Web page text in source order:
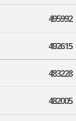
495992
492615
483228
482005